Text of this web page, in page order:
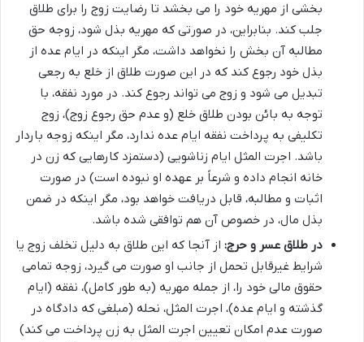
بخشی از مهریه خود را می بخشد تا رضایت زوج را برای طلاق
جلب کند. بنابراین، در صورتی که مهریه بذل شود، زوجه حق
مطالبه آن بخش را نخواهد داشت، مگر اینکه در ایام عده از
بذل خود رجوع کند که در این صورت طلاق از خلع به رجعی
تبدیل می شود و زوج می تواند رجوع کند. در مورد نفقه، با
توجه به بائن بودن طلاق خلع (و عدم حق رجوع زوج)، زوج
تکلیفی به پرداخت نفقه ایام عده ندارد، مگر اینکه زوجه باردار
باشد. اجرت المثل ایام زناشویی (دستمزد کارهایی که زن در
خانه انجام داده و شرعاً بر عهده او نبوده است) در صورت
اثبات و مطالبه، قابل دریافت خواهد بود، مگر اینکه در ضمن
بذل مال، در خصوص آن هم توافقی شده باشد.
در طلاق عسر و حرج: از آنجا که این طلاق به دلیل تخلف زوج یا
شرایط غیرقابل تحمل از جانب او صورت می گیرد، زوجه تمامی
حقوق مالی خود را، از جمله مهریه (به طور کامل)، نفقه (ایام
گذشته و ایام عده)، اجرت المثل، نحله (مبلغی که دادگاه در
صورت عدم امکان تعیین اجرت المثل به زن پرداخت می کند)